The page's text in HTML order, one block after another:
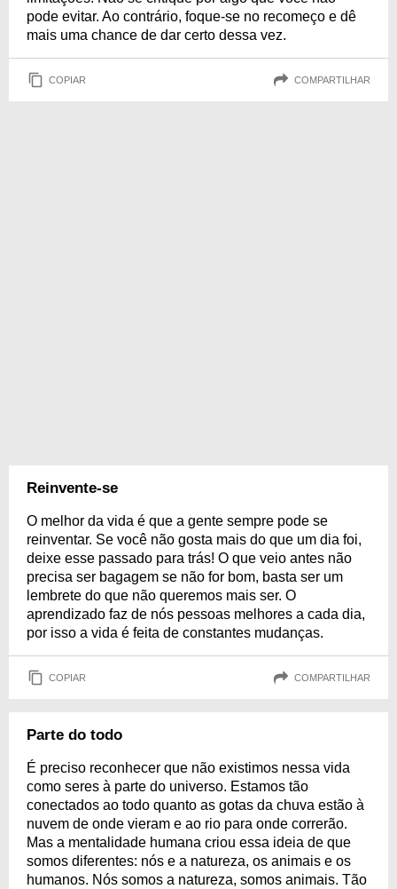
pode evitar. Ao contrário, foque-se no recomeço e dê
mais uma chance de dar certo dessa vez.
COPIAR COMPARTILHAR
Reinvente-se
O melhor da vida é que a gente sempre pode se
reinventar. Se você não gosta mais do que um dia foi,
deixe esse passado para trás! O que veio antes não
precisa ser bagagem se não for bom, basta ser um
lembrete do que não queremos mais ser. O
aprendizado faz de nós pessoas melhores a cada dia,
por isso a vida é feita de constantes mudanças.
COPIAR COMPARTILHAR
Parte do todo
É preciso reconhecer que não existimos nessa vida
como seres à parte do universo. Estamos tão
conectados ao todo quanto as gotas da chuva estão à
nuvem de onde vieram e ao rio para onde correrão.
Mas a mentalidade humana criou essa ideia de que
somos diferentes: nós e a natureza, os animais e os
humanos. Nós somos a natureza, somos animais. Tão